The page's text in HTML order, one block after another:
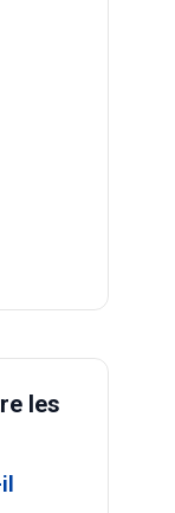
les